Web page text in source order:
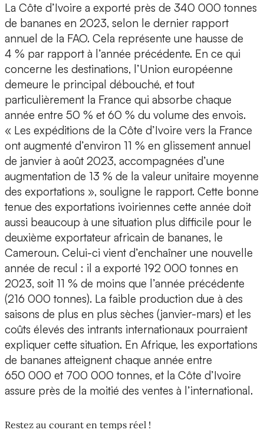
La Côte d’Ivoire a exporté près de 340 000 tonnes
de bananes en 2023, selon le dernier rapport
annuel de la FAO. Cela représente une hausse de
4 % par rapport à l’année précédente. En ce qui
concerne les destinations, l’Union européenne
demeure le principal débouché, et tout
particulièrement la France qui absorbe chaque
année entre 50 % et 60 % du volume des envois.
« Les expéditions de la Côte d’Ivoire vers la France
ont augmenté d’environ 11 % en glissement annuel
de janvier à août 2023, accompagnées d’une
augmentation de 13 % de la valeur unitaire moyenne
des exportations », souligne le rapport. Cette bonne
tenue des exportations ivoiriennes cette année doit
aussi beaucoup à une situation plus difficile pour le
deuxième exportateur africain de bananes, le
Cameroun. Celui-ci vient d’enchaîner une nouvelle
année de recul : il a exporté 192 000 tonnes en
2023, soit 11 % de moins que l’année précédente
(216 000 tonnes). La faible production due à des
saisons de plus en plus sèches (janvier-mars) et les
coûts élevés des intrants internationaux pourraient
expliquer cette situation. En Afrique, les exportations
de bananes atteignent chaque année entre
650 000 et 700 000 tonnes, et la Côte d’Ivoire
assure près de la moitié des ventes à l’international.
Restez au courant en temps réel !